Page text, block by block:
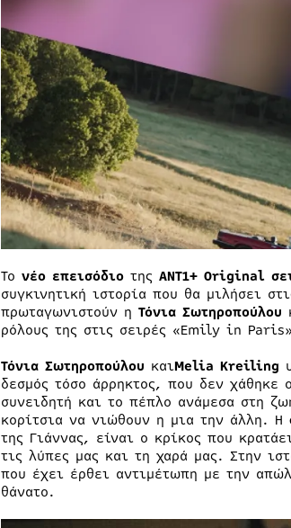
Το νέο επεισόδιο της ΑΝΤ1+ Original
συγκινητική ιστορία που θα μιλήσει
πρωταγωνιστούν η Τόνια Σωτηροπούλου
ρόλους της στις σειρές «Emily in
Τόνια Σωτηροπούλου καιMelia Kreiling
δεσμός τόσο άρρηκτος, που δεν χάθηκε
συνειδητή και το πέπλο ανάμεσα στη
κορίτσια να νιώθουν η μια την άλλη. Η
της Γιάννας, είναι ο κρίκος που
τις λύπες μας και τη χαρά μας. Στην
που έχει έρθει αντιμέτωπη με την
θάνατο.